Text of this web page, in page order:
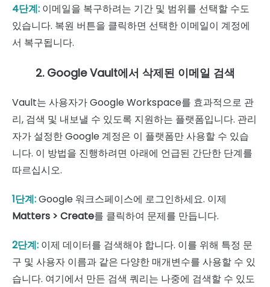
4단계: 이메일을 복구하려는 기간 및 범위를 선택할 수도
있습니다. 복원 버튼을 클릭하면 선택한 이메일이 계정에
서 복구됩니다.
2. Google Vault에서 삭제된 이메일 검색
Vault는 사용자가 Google Workspace를 효과적으로 관
리, 검색 및 내보낼 수 있도록 지원하는 플랫폼입니다. 관리
자가 설정한 Google 계정은 이 플랫폼만 사용할 수 있습
니다. 이 방법을 진행하려면 아래에 언급된 간단한 단계를
따르십시오.
1단계:Google 워크스페이스에 로그인하세요. 이제
Matters > Create를 클릭하여 문제를 만듭니다.
2단계: 이제 데이터를 검색해야 합니다. 이를 위해 특정 문
구 및 사용자 이름과 같은 다양한 매개변수를 사용할 수 있
습니다. 여기에서 만든 검색 쿼리는 나중에 검색할 수 있도